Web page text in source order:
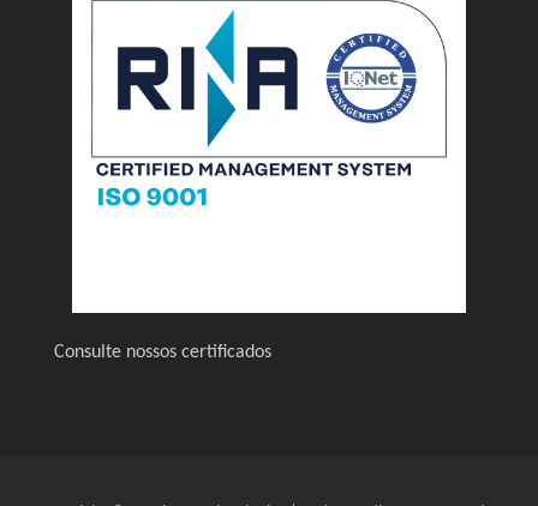
Consulte nossos certificados